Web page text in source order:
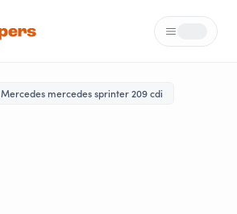
Loading...
Mercedes mercedes sprinter 209 cdi